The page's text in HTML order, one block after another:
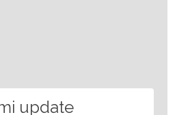
update